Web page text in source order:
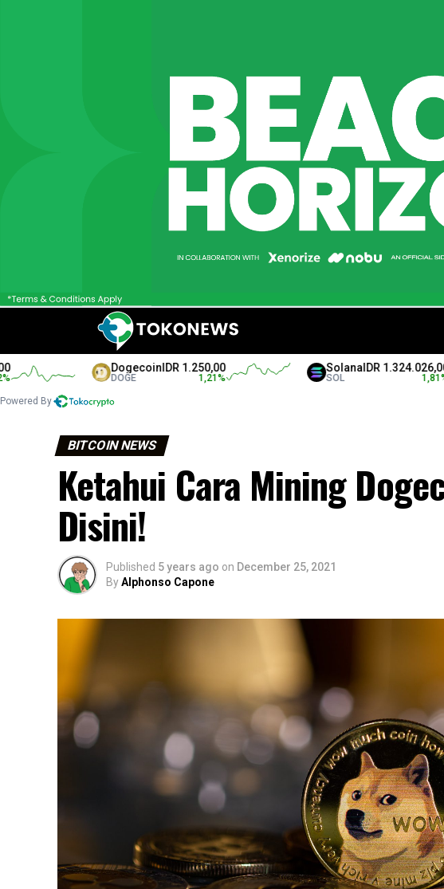
DogecoinIDR 1.250,00
DOGE
SolanaIDR 1.324.026,00
SOL
Powered By
BITCOIN NEWS
Ketahui Cara Mining
Disini!
Published 5 years ago on December 25, 2021
ByAlphonso Capone